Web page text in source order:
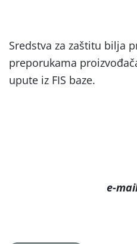
Sredstva za zaštitu bilja
preporukama
upute iz FIS baze.
e-